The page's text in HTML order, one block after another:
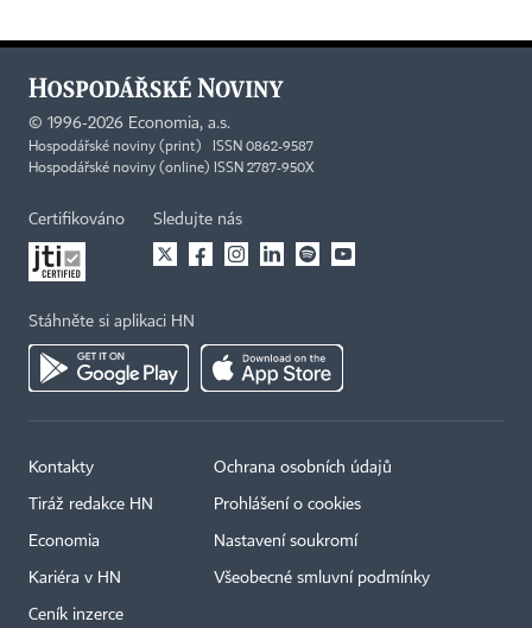
© 1996-2026 Economia, a.s.
Hospodářské noviny (print) ISSN 0862-9587
Hospodářské noviny (online) ISSN 2787-950X
Certifikováno Sledujte nás
Stáhněte si aplikaci HN
Kontakty
Tiráž redakce HN
Economia
Kariéra v HN
Ceník inzerce
Ochrana osobních údajů
Prohlášení o cookies
Nastavení soukromí
Všeobecné smluvní podmínky